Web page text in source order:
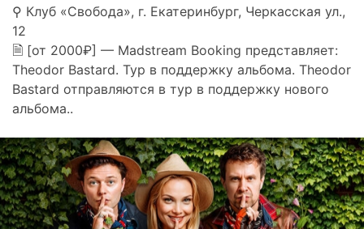
⚲ Клуб «Свобода», г. Екатеринбург, Черкасская ул.,
12
🗎 [от 2000₽] — Madstream Booking представляет:
Theodor Bastard. Тур в поддержку альбома. Theodor
Bastard отправляются в тур в поддержку нового
альбома..